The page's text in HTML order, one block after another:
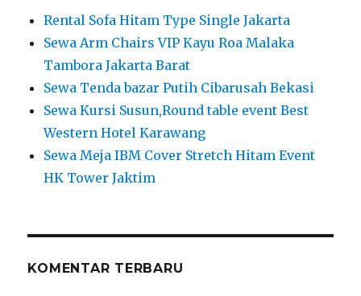
Rental Sofa Hitam Type Single Jakarta
Sewa Arm Chairs VIP Kayu Roa Malaka
Tambora Jakarta Barat
Sewa Tenda bazar Putih Cibarusah Bekasi
Sewa Kursi Susun,Round table event Best
Western Hotel Karawang
Sewa Meja IBM Cover Stretch Hitam Event
HK Tower Jaktim
KOMENTAR TERBARU